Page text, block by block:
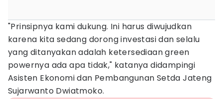
"Prinsipnya kami dukung. Ini harus diwujudkan
karena kita sedang dorong investasi dan selalu
yang ditanyakan adalah ketersediaan green
powernya ada apa tidak," katanya didampingi
Asisten Ekonomi dan Pembangunan Setda Jateng
Sujarwanto Dwiatmoko.